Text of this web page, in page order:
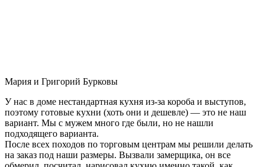
Мария и Григорий Бурковы
У нас в доме нестандартная кухня из-за короба и выступов,
поэтому готовые кухни (хоть они и дешевле) — это не наш
вариант. Мы с мужем много где были, но не нашли
подходящего варианта.
После всех походов по торговым центрам мы решили делать
на заказ под наши размеры. Вызвали замерщика, он все